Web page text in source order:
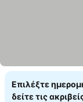
Επιλέξτε
δείτε τις